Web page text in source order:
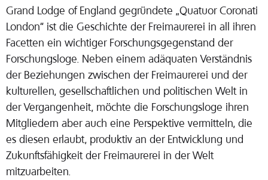
Grand Lodge of England gegründete „Quatuor Coronati
London“ ist die Geschichte der Freimaurerei in all ihren
Facetten ein wichtiger Forschungsgegenstand der
Forschungsloge. Neben einem adäquaten Verständnis
der Beziehungen zwischen der Freimaurerei und der
kulturellen, gesellschaftlichen und politischen Welt in
der Vergangenheit, möchte die Forschungsloge ihren
Mitgliedern aber auch eine Perspektive vermitteln, die
es diesen erlaubt, produktiv an der Entwicklung und
Zukunftsfähigkeit der Freimaurerei in der Welt
mitzuarbeiten.